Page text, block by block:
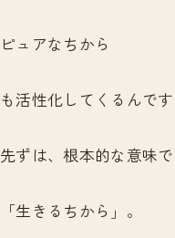
ピュアなちから
も活性化してくるんです
先ずは、根本的な意味
「生きるちから」。